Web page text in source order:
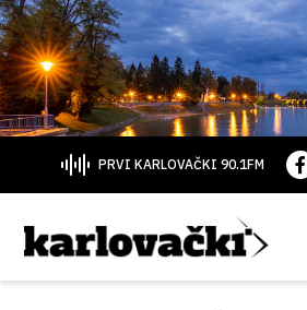
PRVI KARLOVAČKI 90.1FM